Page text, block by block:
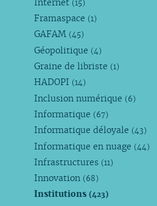
Internet (15)
Framaspace (1)
GAFAM (45)
Géopolitique (4)
Graine de libriste (1)
HADOPI (14)
Inclusion numérique (6)
Informatique (67)
Informatique déloyale (43)
Informatique en nuage (44)
Infrastructures (11)
Innovation (68)
Institutions(423)